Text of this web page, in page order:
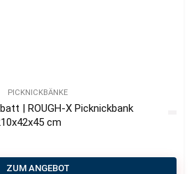
PICKNICKBÄNKE
| ROUGH-X Picknickbank
cm
ZUM ANGEBOT